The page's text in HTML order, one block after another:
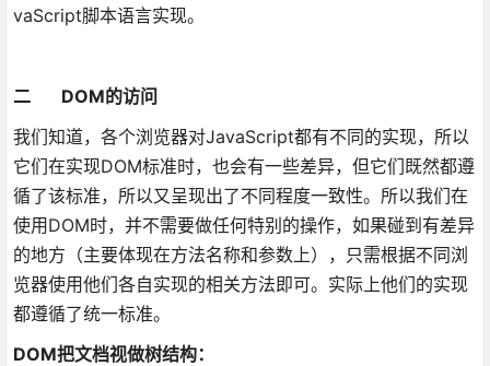
vaScript脚本语言实现。
二 DOM的访问
我们知道，各个浏览器对JavaScript都有不同的实现，所以
它们在实现DOM标准时，也会有一些差异，但它们既然都遵
循了该标准，所以又呈现出了不同程度一致性。所以我们在
使用DOM时，并不需要做任何特别的操作，如果碰到有差异
的地方（主要体现在方法名称和参数上），只需根据不同浏
览器使用他们各自实现的相关方法即可。实际上他们的实现
都遵循了统一标准。
DOM把文档视做树结构：